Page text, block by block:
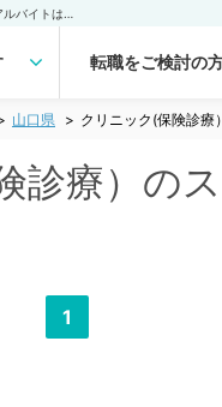
転職をご検討の
山口県 クリニック(保険診療
診療）の
1